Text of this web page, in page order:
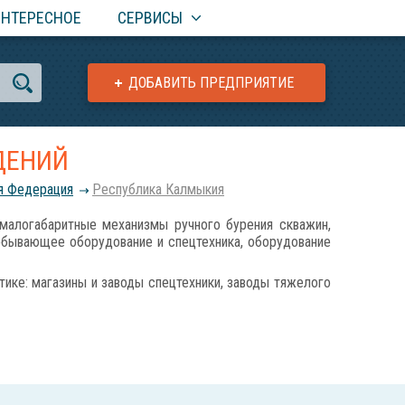
СЕРВИСЫ
ДОБАВИТЬ ПРЕДПРИЯТИЕ
Федерация Республика Калмыкия
механизмы ручного бурения скважин,
оборудование и спецтехника, оборудование
магазины и заводы спецтехники, заводы тяжелого